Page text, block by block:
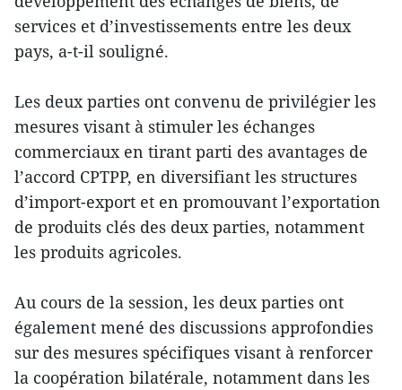
services et d’investissements entre les deux
pays, a-t-il souligné.
Les deux parties ont convenu de privilégier les
mesures visant à stimuler les échanges
commerciaux en tirant parti des avantages de
l’accord CPTPP, en diversifiant les structures
d’import-export et en promouvant l’exportation
de produits clés des deux parties, notamment
les produits agricoles.
Au cours de la session, les deux parties ont
également mené des discussions approfondies
sur des mesures spécifiques visant à renforcer
la coopération bilatérale, notamment dans les